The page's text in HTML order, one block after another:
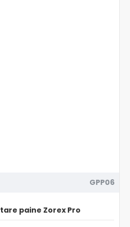
GPP06
paine Zorex Pro